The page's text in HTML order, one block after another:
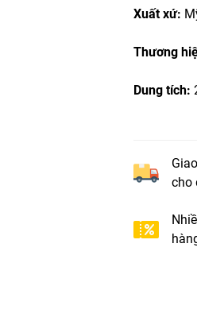
Xuất xứ:
Thương
Dung tích:
cho